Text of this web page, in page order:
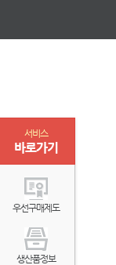
서비스
바로가기
우선구매제도
생산품정보